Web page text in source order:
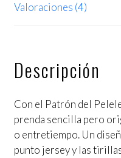
Valoraciones (4)
Descripción
Con el Patrón del
prenda sencilla pero
o entretiempo. Un
punto jersey y las